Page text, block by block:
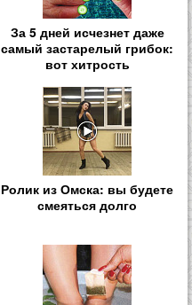
За 5 дней исчезнет даже
самый застарелый грибок:
вот хитрость
Ролик из Омска: вы будете
смеяться долго